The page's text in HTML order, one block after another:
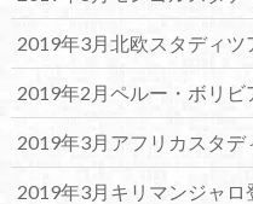
2019年3月北欧スタディツ
2019年2月ペルー・ボリビ
2019年3月アフリカスタデ
2019年3月キリマンジャ